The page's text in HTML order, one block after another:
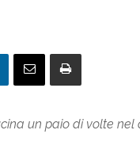
un paio di volte nel